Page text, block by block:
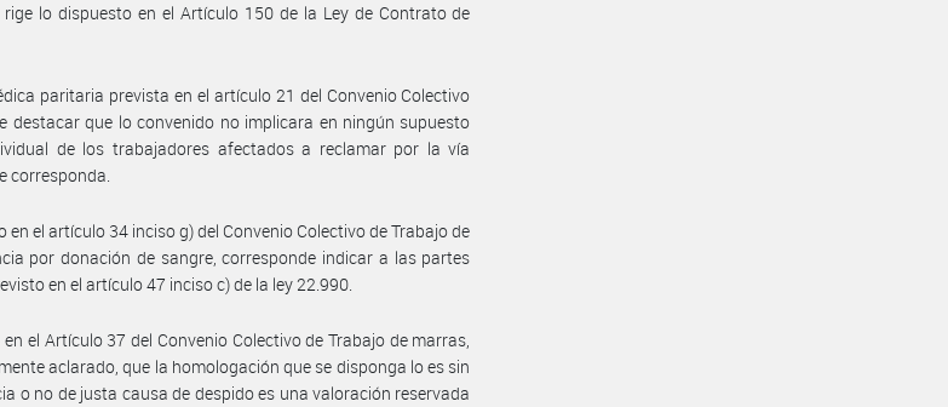
lo dispuesto en el Artículo 150 de la Ley de Contrato de
paritaria prevista en el artículo 21 del Convenio Colectivo
destacar que lo convenido no implicara en ningún supuesto
de los trabajadores afectados a reclamar por la vía
corresponda.
en el artículo 34 inciso g) del Convenio Colectivo de Trabajo de
por donación de sangre, corresponde indicar a las partes
en el artículo 47 inciso c) de la ley 22.990.
el Artículo 37 del Convenio Colectivo de Trabajo de marras,
aclarado, que la homologación que se disponga lo es sin
o no de justa causa de despido es una valoración reservada